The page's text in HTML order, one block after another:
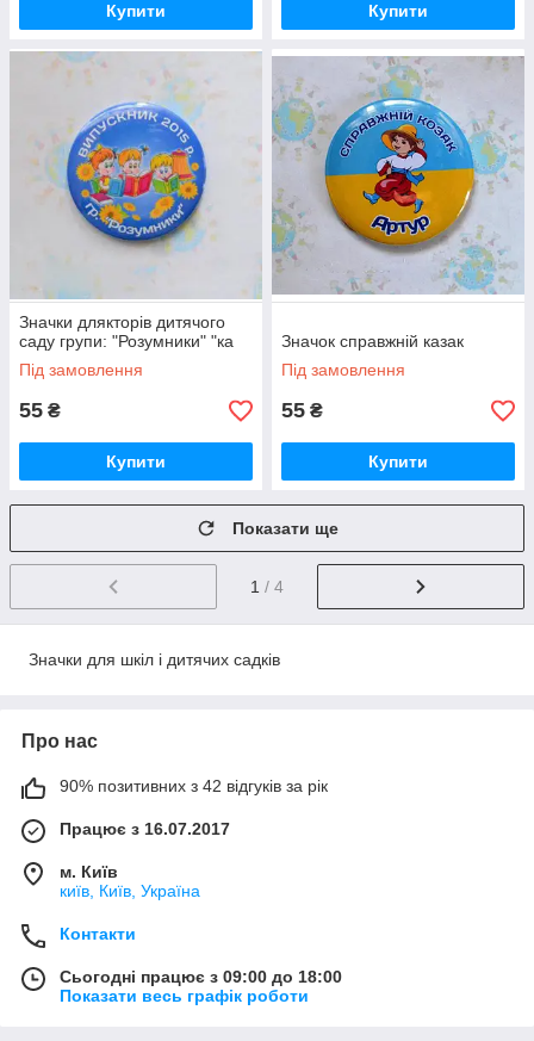
Купити Купити
Значки длякторів дитячого
саду групи: "Розумники" "ка
Під замовлення
55 ₴
Купити
Значок справжній казак
Під замовлення
55 ₴
Купити
Показати ще
1 / 4
Значки для шкіл і дитячих садків
Про нас
90% позитивних з 42 відгуків за рік
Працює з 16.07.2017
м. Київ
київ, Київ, Україна
Контакти
Сьогодні працює з 09:00 до 18:00
Показати весь графік роботи